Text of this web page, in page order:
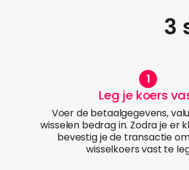
3
Leg je koers
Voer de betaalgegevens,
wisselen bedrag in. Zodra je er
bevestig je de transactie
wisselkoers vast te